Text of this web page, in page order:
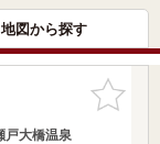
地図から探す
お気に入
りに追加
戸大橋温泉